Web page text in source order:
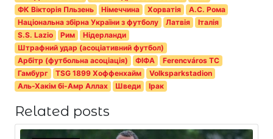
ФК Вікторія Пльзень
Німеччина Хорватія
А.С. Рома
Національна збірна України з футболу
Латвія
Італія
S.S. Lazio
Рим
Нідерланди
Штрафний удар (асоціативний футбол)
Арбітр (футбольна асоціація)
ФІФА
Ferencváros TC
Гамбург
TSG 1899 Хоффенхайм
Volksparkstadion
Аль-Хакім бі-Амр Аллах
Шведи Ірак
Related posts